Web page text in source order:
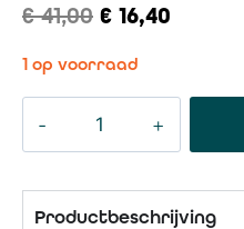
€41,00 € 16,40
1 op voorraad
Productbeschrijving